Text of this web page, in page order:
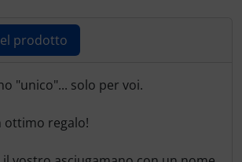
prodotto
del prodotto
"unico"... solo per voi.
ottimo regalo!